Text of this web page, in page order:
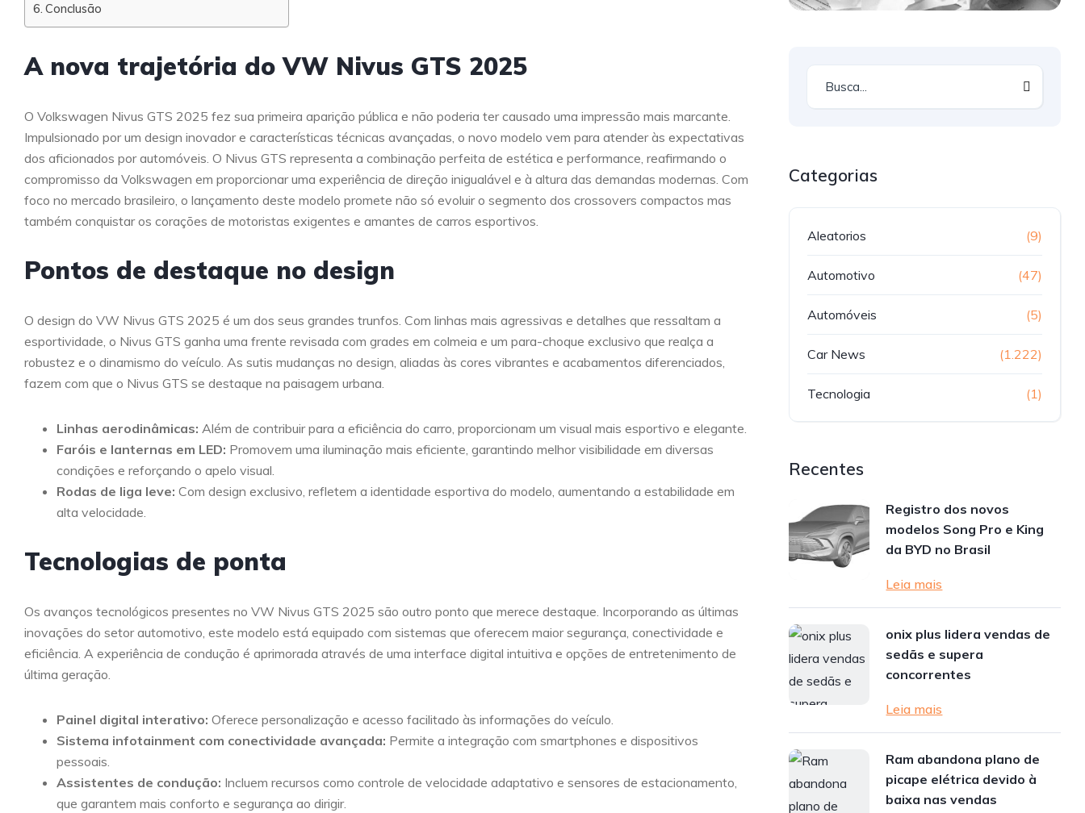
Conclusão
A nova trajetória do VW Nivus GTS 2025
O Volkswagen Nivus GTS 2025 fez sua primeira aparição pública e não poderia ter causado uma impressão mais marcante.
Impulsionado por um design inovador e características técnicas avançadas, o novo modelo vem para atender às expectativas
dos aficionados por automóveis. O Nivus GTS representa a combinação perfeita de estética e performance, reafirmando o
compromisso da Volkswagen em proporcionar uma experiência de direção inigualável e à altura das demandas modernas. Com
foco no mercado brasileiro, o lançamento deste modelo promete não só evoluir o segmento dos crossovers compactos mas
também conquistar os corações de motoristas exigentes e amantes de carros esportivos.
Pontos de destaque no design
O design do VW Nivus GTS 2025 é um dos seus grandes trunfos. Com linhas mais agressivas e detalhes que ressaltam a
esportividade, o Nivus GTS ganha uma frente revisada com grades em colmeia e um para-choque exclusivo que realça a
robustez e o dinamismo do veículo. As sutis mudanças no design, aliadas às cores vibrantes e acabamentos diferenciados,
fazem com que o Nivus GTS se destaque na paisagem urbana.
Linhas aerodinâmicas: Além de contribuir para a eficiência do carro, proporcionam um visual mais esportivo e elegante.
Faróis e lanternas em LED: Promovem uma iluminação mais eficiente, garantindo melhor visibilidade em diversas
condições e reforçando o apelo visual.
Rodas de liga leve: Com design exclusivo, refletem a identidade esportiva do modelo, aumentando a estabilidade em
alta velocidade.
Tecnologias de ponta
Os avanços tecnológicos presentes no VW Nivus GTS 2025 são outro ponto que merece destaque. Incorporando as últimas
inovações do setor automotivo, este modelo está equipado com sistemas que oferecem maior segurança, conectividade e
eficiência. A experiência de condução é aprimorada através de uma interface digital intuitiva e opções de entretenimento de
última geração.
Painel digital interativo: Oferece personalização e acesso facilitado às informações do veículo.
Sistema infotainment com conectividade avançada: Permite a integração com smartphones e dispositivos
pessoais.
Assistentes de condução: Incluem recursos como controle de velocidade adaptativo e sensores de estacionamento,
que garantem mais conforto e segurança ao dirigir.
Categorias
Aleatorios (9)
Automotivo (47)
Automóveis (5)
Car News (1.222)
Tecnologia (1)
Recentes
Registro dos novos
modelos Song Pro e King
da BYD no Brasil
Leia mais
onix plus lidera vendas de
sedãs e supera
concorrentes
Leia mais
Ram abandona plano de
picape elétrica devido à
baixa nas vendas